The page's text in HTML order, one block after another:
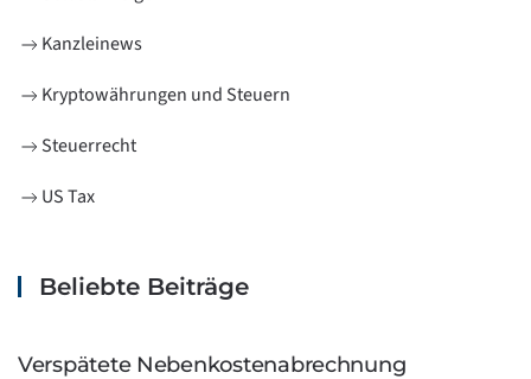
Kanzleinews
Kryptowährungen und Steuern
Steuerrecht
US Tax
Beliebte Beiträge
Verspätete Nebenkostenabrechnung